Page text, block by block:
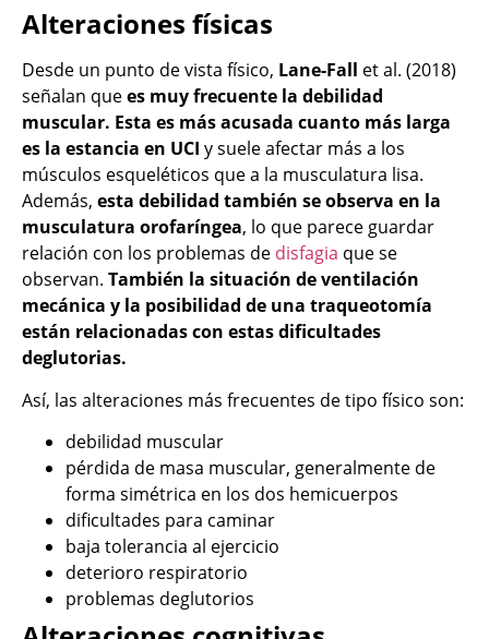
Alteraciones físicas
Desde un punto de vista físico, Lane-Fall et al. (2018)
señalan quees muy frecuente la debilidad
muscular. Esta es más acusada cuanto más larga
es la estancia en UCI y suele afectar más a los
músculos esqueléticos que a la musculatura lisa.
Además, esta debilidad también se observa en la
musculatura orofaríngea, lo que parece guardar
relación con los problemas de disfagia que se
observan. También la situación de ventilación
mecánica y la posibilidad de una traqueotomía
están relacionadas con estas dificultades
deglutorias.
Así, las alteraciones más frecuentes de tipo físico son:
debilidad muscular
pérdida de masa muscular, generalmente de
forma simétrica en los dos hemicuerpos
dificultades para caminar
baja tolerancia al ejercicio
deterioro respiratorio
problemas deglutorios